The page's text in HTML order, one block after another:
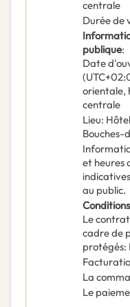
centrale
Durée de
publique:
Date
orientale,
centrale
Lieu:
Bouches-
et heures
au public.
Le
cadre de
protégés:
La
Le